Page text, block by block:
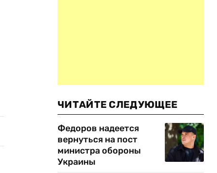
ЧИТАЙТЕ СЛЕДУЮЩЕЕ
Федоров надеется
вернуться на пост
министра обороны
Украины